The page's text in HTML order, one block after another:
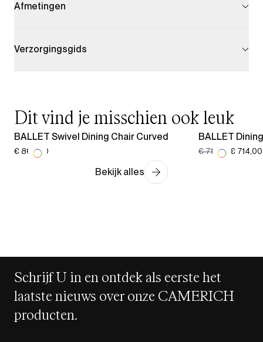
Afmetingen
Verzorgingsgids
Dit vind je misschien ook leuk
BALLET Swivel Dining Chair Curved
€ 865,00
BALLET
€ 715,00 € 714,00
Bekijk alles
Schrijf U in en ontdek als eerste het
laatste nieuws over onze CAMERICH
producten.